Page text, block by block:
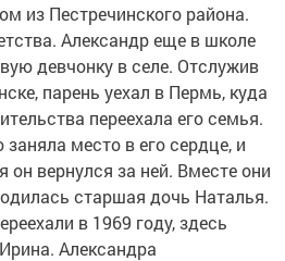
из Пестречинского района.
Александр еще в школе
девчонку в селе. Отслужив
парень уехал в Пермь, куда
переехала его семья.
место в его сердце, и
он вернулся за ней. Вместе они
старшая дочь Наталья.
в 1969 году, здесь
Александра